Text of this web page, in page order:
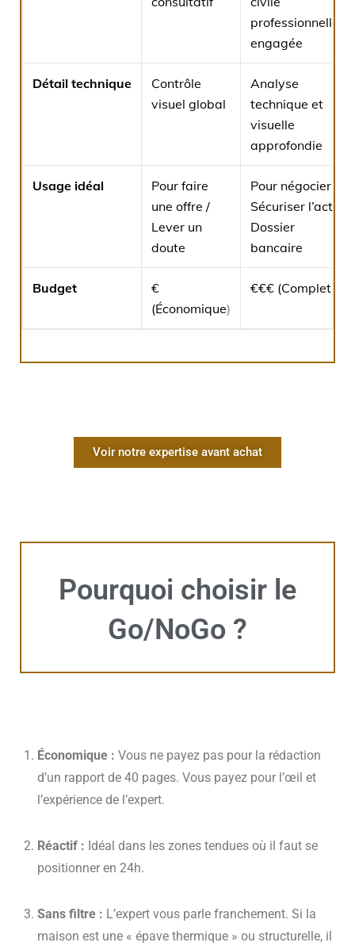
professionnelle
engagée
Détail technique
Contrôle
visuel global
Analyse
technique et
visuelle
approfondie
Usage idéal
Pour faire
une offre /
Lever un
doute
Pour négocier /
Sécuriser l’acte /
Dossier
bancaire
Budget
€
(Économique)
€€€ (Complet)
Voir notre expertise avant achat
Pourquoi choisir le
Go/NoGo ?
Économique : Vous ne payez pas pour la rédaction
d’un rapport de 40 pages. Vous payez pour l’œil et
l’expérience de l’expert.
Réactif : Idéal dans les zones tendues où il faut se
positionner en 24h.
Sans filtre : L’expert vous parle franchement. Si la
maison est une « épave thermique » ou structurelle, il